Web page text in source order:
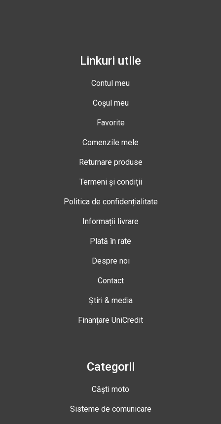
Linkuri utile
Contul meu
Coșul meu
Favorite
Comenzile mele
Returnare produse
Termeni și condiții
Politica de confidențialitate
Informații livrare
Plată în rate
Despre noi
Contact
Știri & media
Finanțare UniCredit
Categorii
Căști moto
Sisteme de comunicare